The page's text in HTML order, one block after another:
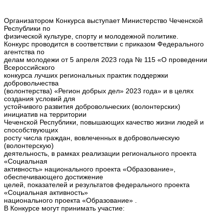
Организатором Конкурса выступает Министерство Чеченской
Республики по
физической культуре, спорту и молодежной политике.
Конкурс проводится в соответствии с приказом Федерального
агентства по
делам молодежи от 5 апреля 2023 года № 115 «О проведении
Всероссийского
конкурса лучших региональных практик поддержки
добровольчества
(волонтерства) «Регион добрых дел» 2023 года» и в целях
создания условий для
устойчивого развития добровольческих (волонтерских)
инициатив на территории
Чеченской Республики, повышающих качество жизни людей и
способствующих
росту числа граждан, вовлеченных в добровольческую
(волонтерскую)
деятельность, в рамках реализации регионального проекта
«Социальная
активность» национального проекта «Образование»,
обеспечивающего достижение
целей, показателей и результатов федерального проекта
«Социальная активность»
национального проекта «Образование» .
В Конкурсе могут принимать участие: